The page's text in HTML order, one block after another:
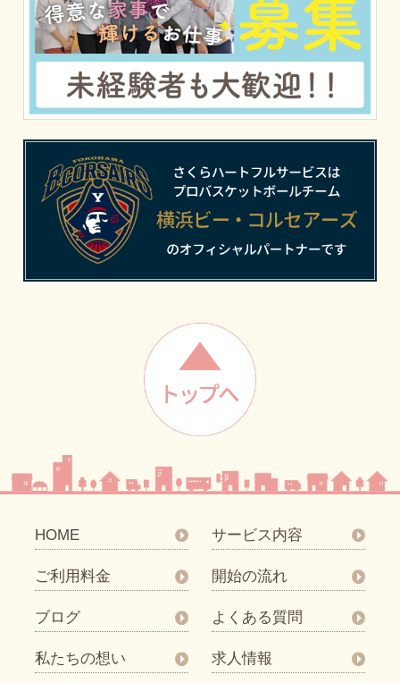
HOME サービス内容
ご利用料金 開始の流れ
ブログ よくある質問
私たちの想い 求人情報